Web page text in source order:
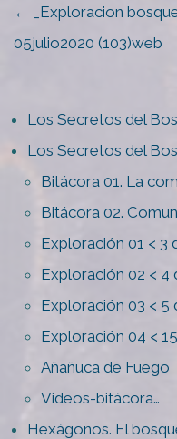
POST
NAVIGATION
←
_Exploracion
05julio2020 (103)web
Los Secretos del
Los Secretos del
Bitácora 01. La
Bitácora 02.
Exploración 01 < 3
Exploración 02 < 4
Exploración 03 < 5
Exploración 04 <
Añañuca de Fuego
Videos-bitácora…
Hexágonos. El